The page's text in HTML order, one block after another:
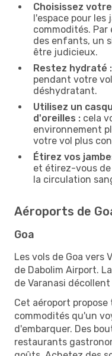
Choisissez
l'espace pour les
commodités. Par
des enfants, un
être judicieux.
Restez hydraté :
pendant votre
déshydratant.
Utilisez un
d'oreilles : cela
environnement
votre vol plus
Étirez vos
et étirez-vous
la circulation
Aéroports de
Goa
Les vols de Goa vers
de Dabolim Airport.
de Varanasi décollent
Cet aéroport
commodités qu'un
d'embarquer. Des
restaurants